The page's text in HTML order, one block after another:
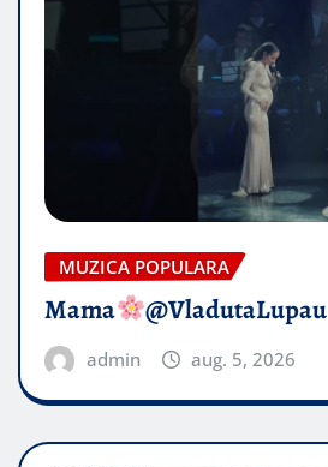
MUZICA POPULARA
Mama @VladutaLupau
admin aug. 5, 2026